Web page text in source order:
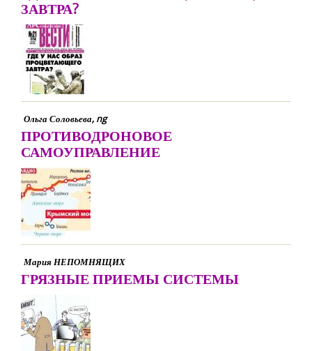
ЗАВТРА?
Ольга Соловьева, ng
ПРОТИВОДРОНОВОЕ
САМОУПРАВЛЕНИЕ
Мария НЕПОМНЯЩИХ
ГРЯЗНЫЕ ПРИЕМЫ СИСТЕМЫ